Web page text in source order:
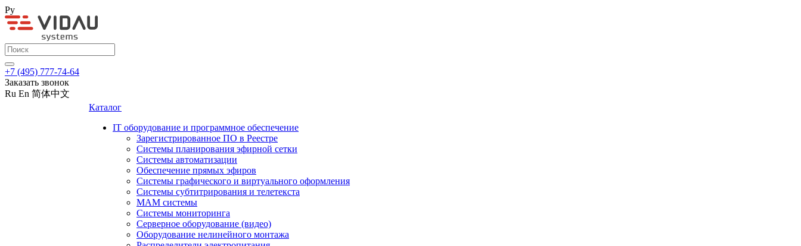
Ру
+7 (495) 777-74-64
Заказать звонок
Ru En 简体中文
Каталог
IT оборудование и программное обеспечение
Зарегистрированное ПО в Реестре
Системы планирования эфирной сетки
Системы автоматизации
Обеспечение прямых эфиров
Системы графического и виртуального оформления
Системы субтитрирования и телетекста
MAM системы
Системы мониторинга
Серверное оборудование (видео)
Оборудование нелинейного монтажа